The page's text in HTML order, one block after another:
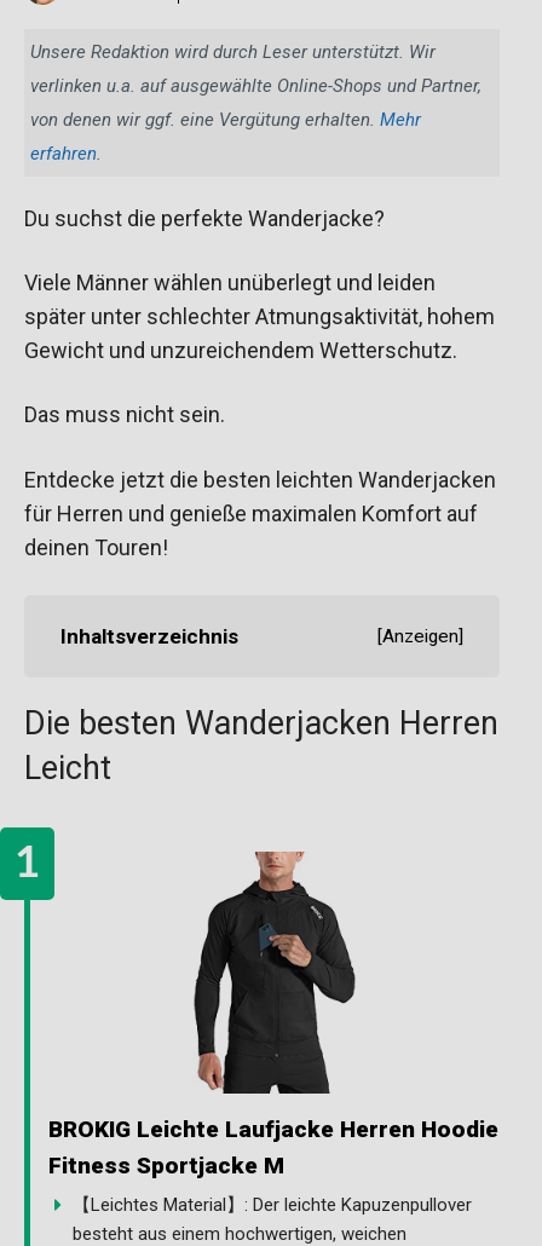
Unsere Redaktion wird durch Leser unterstützt. Wir
verlinken u.a. auf ausgewählte Online-Shops und Partner,
von denen wir ggf. eine Vergütung erhalten. Mehr
erfahren.
Du suchst die perfekte Wanderjacke?
Viele Männer wählen unüberlegt und leiden
später unter schlechter Atmungsaktivität, hohem
Gewicht und unzureichendem Wetterschutz.
Das muss nicht sein.
Entdecke jetzt die besten leichten Wanderjacken
für Herren und genieße maximalen Komfort auf
deinen Touren!
Inhaltsverzeichnis [Anzeigen]
Die besten Wanderjacken Herren
Leicht
BROKIG Leichte Laufjacke Herren Hoodie
Fitness Sportjacke M
【Leichtes Material】: Der leichte Kapuzenpullover
besteht aus einem hochwertigen, weichen